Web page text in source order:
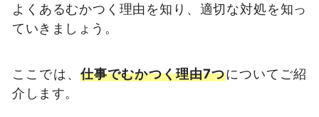
よくあるむかつく理由を知り、適切な対処を知っ
ていきましょう。
ここでは、仕事でむかつく理由7つについてご紹
介します。